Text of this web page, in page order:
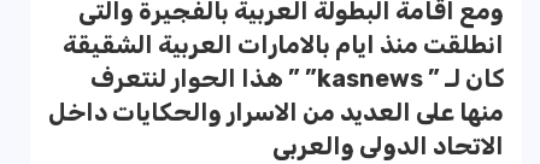
ومع اقامة البطولة العربية بالفجيرة والتى
انطلقت منذ ايام بالامارات العربية الشقيقة
كان لـ ” kasnews” ” هذا الحوار لنتعرف
منها على العديد من الاسرار والحكايات داخل
الاتحاد الدولى والعربى